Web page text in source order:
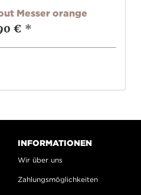
Messer orange
€ *
INFORMATIONEN
Wir über uns
Zahlungsmöglichkeiten